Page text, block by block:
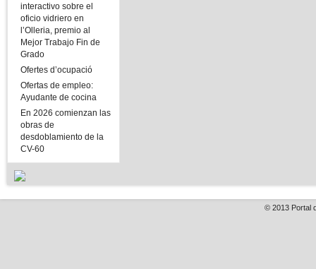
interactivo sobre el
oficio vidriero en
l’Olleria, premio al
Mejor Trabajo Fin de
Grado
Ofertes d’ocupació
Ofertas de empleo:
Ayudante de cocina
En 2026 comienzan las
obras de
desdoblamiento de la
CV-60
© 2013 Portal